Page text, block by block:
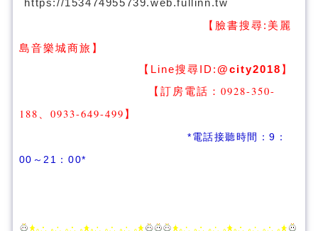
https://153474955739.web.fullinn.tw
【臉書搜尋: 美麗
島音樂城商旅 】
【Line搜尋ID:@city2018 】
【訂房電話：0928-350-
188、0933-649-499 】
*電話接聽時間：9：
00～21：00*